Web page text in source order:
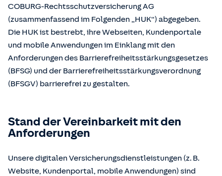
COBURG-Rechtsschutzversicherung AG
(zusammenfassend im Folgenden „HUK“) abgegeben.
Die HUK ist bestrebt, ihre Webseiten, Kundenportale
und mobile Anwendungen im Einklang mit den
Anforderungen des Barrierefreiheitsstärkungsgesetzes
(BFSG) und der Barrierefreiheitsstärkungsverordnung
(BFSGV) barrierefrei zu gestalten.
Stand der Vereinbarkeit mit den
Anforderungen
Unsere digitalen Versicherungsdienstleistungen (z. B.
Website, Kundenportal, mobile Anwendungen) sind